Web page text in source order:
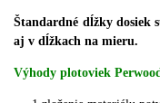
Štandardné dĺžky dosiek
aj v dĺžkach na mieru.
Výhody plotoviek